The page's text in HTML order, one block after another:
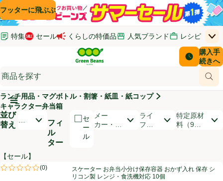
コンテンツに飛ぶ
検索に飛ぶ
フッターに飛ぶ
特集 セール くらしの特価品 人気ブランド レシピ
はじめてのお買い物ガイド
(新しいウィンドウで開く) (新しいウィンドウで開く)
サポート・ヘルプ・お問い合わせ
(新しいウィンドウで開く)
上
Green Beans
商
配送日時
購入手
続きへ
お客さ
￥0
メインメニュ―ボタン
ランチ用品・マグボトル・割箸・紙皿・紙コップ
キャラクター弁当箱
並び
替え
開いて並び替えオプションのリストを見る
お
順
フィ
ル
ター
セ
ー
ル
メー
カー・ブ
ライ
フス
特定原材
料（9品
商品リスト
【セール】
スケーター お弁当小分け保存容器 おかず入れ 保存 シリコン製 レンジ
(0)
評価は0件のレビューで5点中0.0点。スケーター お弁当小分け保存容器 おかず入れ 保存 シ
リコン製 レンジ・食洗機対応 10個